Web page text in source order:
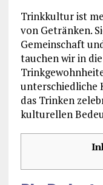
Trinkkultur ist
von Getränken.
Gemeinschaft
tauchen wir in
unterschiedliche
das Trinken
kulturellen